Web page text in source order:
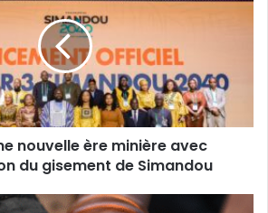
nouvelle ère minière avec
du gisement de Simandou